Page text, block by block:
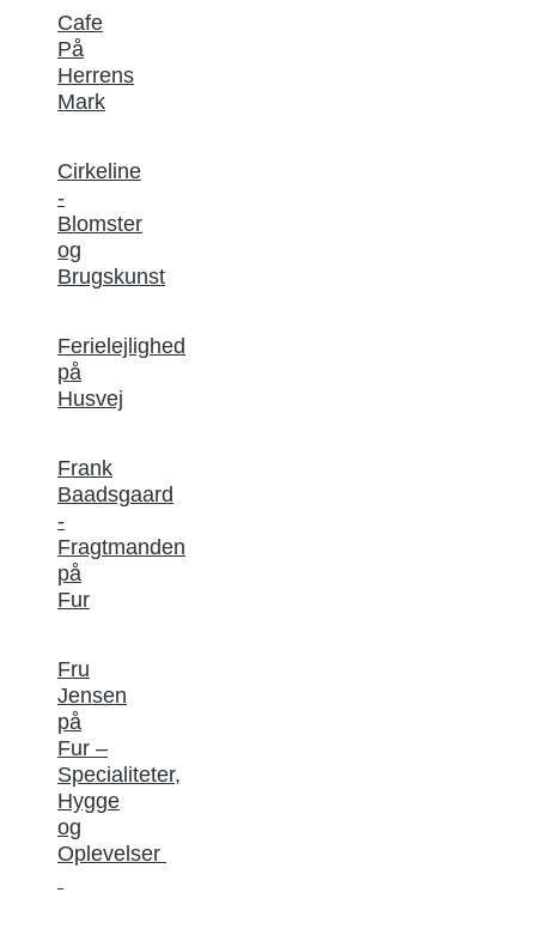
Cafe
På
Herrens
Mark
Cirkeline
-
Blomster
og
Brugskunst
Ferielejlighed
på
Husvej
Frank
Baadsgaard
-
Fragtmanden
på
Fur
Fru
Jensen
på
Fur –
Specialiteter,
Hygge
og
Oplevelser